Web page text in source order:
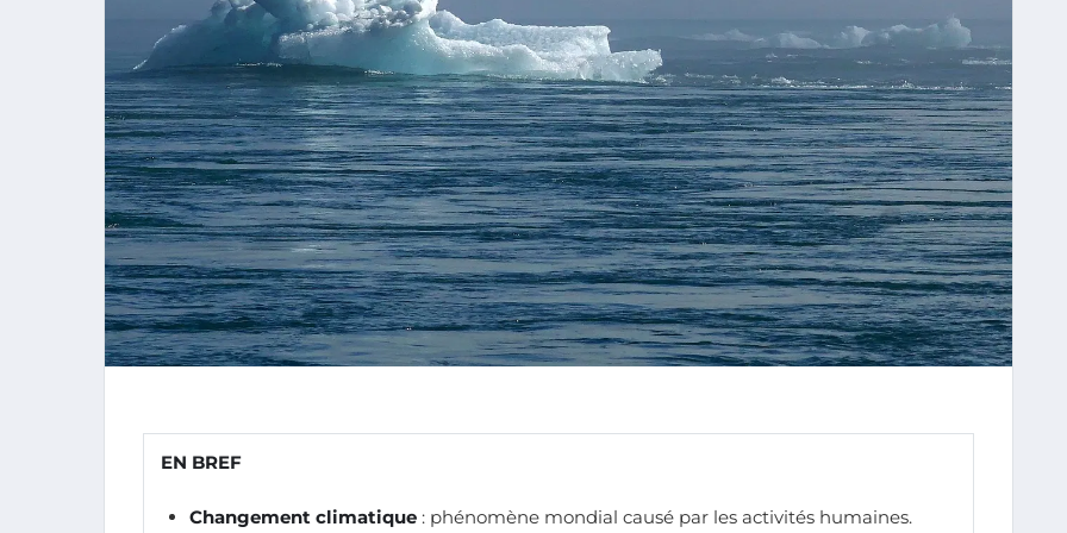
EN BREF
Changement climatique : phénomène mondial causé par les activités humaines.